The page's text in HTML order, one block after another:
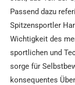
Passend dazu
Spitzensportler
Wichtigkeit des
sportlichen und
sorge für
konsequentes